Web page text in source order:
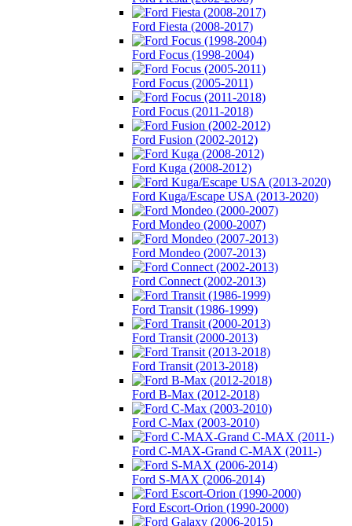
Ford Fiesta (2008-2017)
Ford Focus (1998-2004)
Ford Focus (2005-2011)
Ford Focus (2011-2018)
Ford Fusion (2002-2012)
Ford Kuga (2008-2012)
Ford Kuga/Escape USA (2013-2020)
Ford Mondeo (2000-2007)
Ford Mondeo (2007-2013)
Ford Connect (2002-2013)
Ford Transit (1986-1999)
Ford Transit (2000-2013)
Ford Transit (2013-2018)
Ford B-Max (2012-2018)
Ford C-Max (2003-2010)
Ford C-MAX-Grand C-MAX (2011-)
Ford S-MAX (2006-2014)
Ford Escort-Orion (1990-2000)